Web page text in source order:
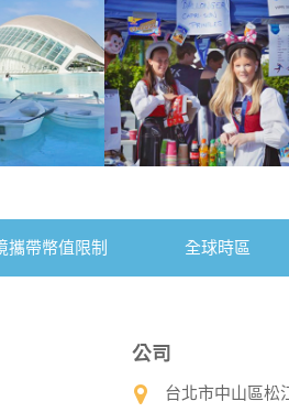
住都不錯領隊👍張儀楦（小楦）非
歐洲團♥️。
團，很幸運的遇到一位很棒的領隊
加4/27的土耳其之旅 領隊高大哥
費便宜但是吃好住好，非常滿意！
遊，一開始其實還滿擔心拉車時間
遊，整體行程安排得非常順暢，玩
攜帶幣值限制 全球時區
公司
台北市中山區松